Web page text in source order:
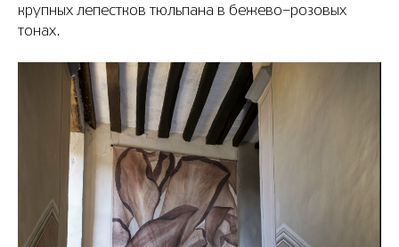
крупных лепестков тюльпана в бежево-розовых
тонах.